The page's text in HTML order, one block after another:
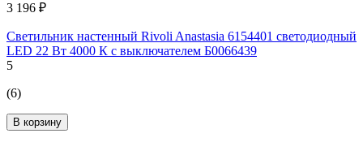
3 196 ₽
Светильник настенный Rivoli Anastasia 6154401 светодиодный
LED 22 Вт 4000 К с выключателем Б0066439
5
(6)
В корзину